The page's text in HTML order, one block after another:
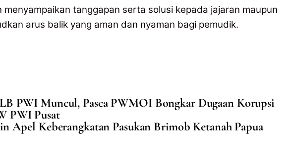
menyampaikan tanggapan serta solusi kepada jajaran maupun
arus balik yang aman dan nyaman bagi pemudik.
PWI Muncul, Pasca PWMOI Bongkar Dugaan Korupsi
PWI Pusat
Apel Keberangkatan Pasukan Brimob Ketanah Papua